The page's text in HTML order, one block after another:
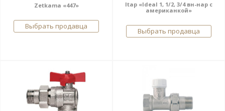
Zetkama «447»
Выбрать продавца
Itap «Ideal 1, 1/2, 3/4 вн-нар с
американкой»
Выбрать продавца